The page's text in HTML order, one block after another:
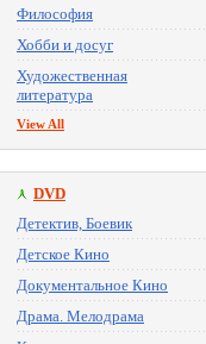
Философия
Хобби и досуг
Художественная
литература
View All
DVD
Детектив, Боевик
Детское Кино
Документальное Кино
Драма. Мелодрама